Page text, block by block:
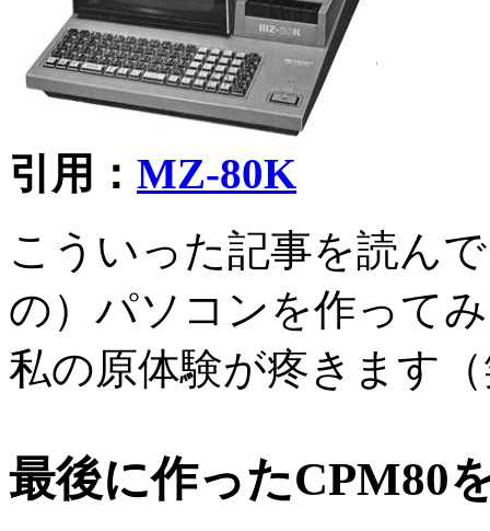
引用： MZ-80K
こういった記事を読ん
の）パソコンを作って
私の原体験が疼きます
最後に作ったCPM80